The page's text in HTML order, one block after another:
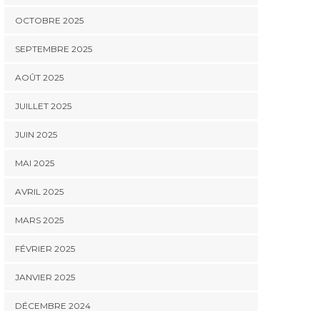
OCTOBRE 2025
SEPTEMBRE 2025
AOÛT 2025
JUILLET 2025
JUIN 2025
MAI 2025
AVRIL 2025
MARS 2025
FÉVRIER 2025
JANVIER 2025
DÉCEMBRE 2024